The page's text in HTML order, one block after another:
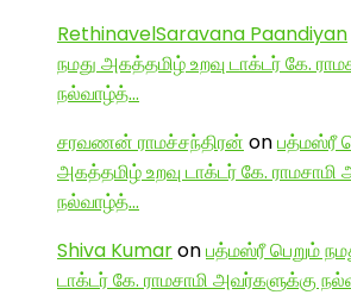
RethinavelSaravana Paandiyan
நமது அகத்தமிழ் உறவு டாக்டர் கே.
நல்வாழ்த்…
சரவணன் ராமச்சந்திரன் onபத்மஸ்ரீ
அகத்தமிழ் உறவு டாக்டர் கே.
நல்வாழ்த்…
Shiva Kumaronபத்மஸ்ரீ பெறும்
டாக்டர் கே. ராமசாமி அவர்களுக்கு